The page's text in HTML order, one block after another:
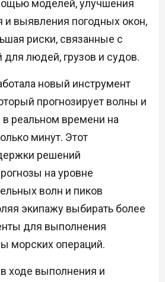
моделей, улучшения
и выявления погодных окон,
риски, связанные с
для людей, грузов и судов.
новый инструмент
прогнозирует волны и
реальном времени на
минут. Этот
решений
на уровне
волн и пиков
экипажу выбирать более
для выполнения
морских операций.
ходе выполнения и